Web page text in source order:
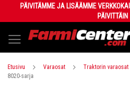
Content
PÄIVITÄMME JA LISÄÄMME
PÄIVITTÄIN
Etusivu Varaosat Traktorin varaosat
8020-sarja